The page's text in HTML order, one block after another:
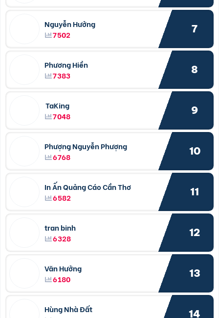
Nguyễn Hưởng
7502
7
Phương Hiền
7383
8
TaKing
7048
9
Phượng Nguyễn Phượng
6768
10
In Ấn Quảng Cáo Cần Thơ
6582
11
tran binh
6328
12
Văn Hưởng
6180
13
Hùng Nhà Đất
14